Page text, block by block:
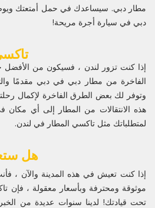
مطار دبي. سيساعدك في حمل أمتعتك
دبي في سيارة أجرة مريحة!
إذا كنت تزور لندن ، فسيكون من الأفضل
الفاخرة من مطار دبي في دبي مقدمًا
وتوفر لك بعض الطرق الفاخرة لإكمال
هذه الانتقالات من المطار إلى أي مكان
لمتطلباتك مثل تاكسي المطار في لندن.
هل
إذا كنت تعيش في هذه المدينة والآن ،
تحت قيادتك! لدينا سنوات عديدة من